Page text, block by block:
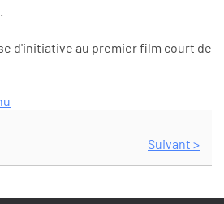
d'initiative au premier film court de
Suivant >